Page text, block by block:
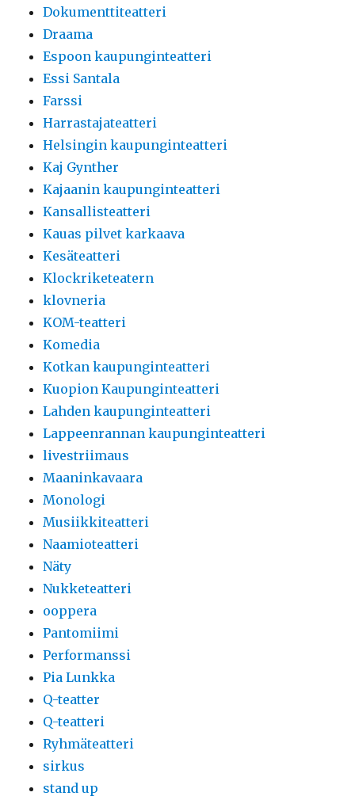
Dokumenttiteatteri
Draama
Espoon kaupunginteatteri
Essi Santala
Farssi
Harrastajateatteri
Helsingin kaupunginteatteri
Kaj Gynther
Kajaanin kaupunginteatteri
Kansallisteatteri
Kauas pilvet karkaava
Kesäteatteri
Klockriketeatern
klovneria
KOM-teatteri
Komedia
Kotkan kaupunginteatteri
Kuopion Kaupunginteatteri
Lahden kaupunginteatteri
Lappeenrannan kaupunginteatteri
livestriimaus
Maaninkavaara
Monologi
Musiikkiteatteri
Naamioteatteri
Näty
Nukketeatteri
ooppera
Pantomiimi
Performanssi
Pia Lunkka
Q-teatter
Q-teatteri
Ryhmäteatteri
sirkus
stand up